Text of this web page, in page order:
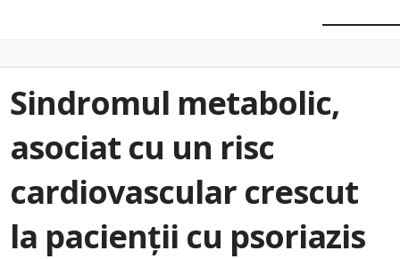
Sindromul metabolic,
asociat cu un risc
cardiovascular crescut
la pacienții cu psoriazis